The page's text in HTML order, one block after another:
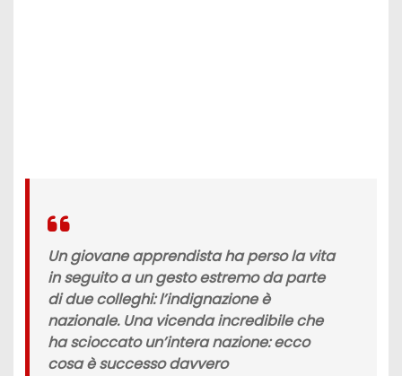
Un giovane apprendista ha perso la vita
in seguito a un gesto estremo da parte
di due colleghi: l’indignazione è
nazionale. Una vicenda incredibile che
ha scioccato un’intera nazione: ecco
cosa è successo davvero